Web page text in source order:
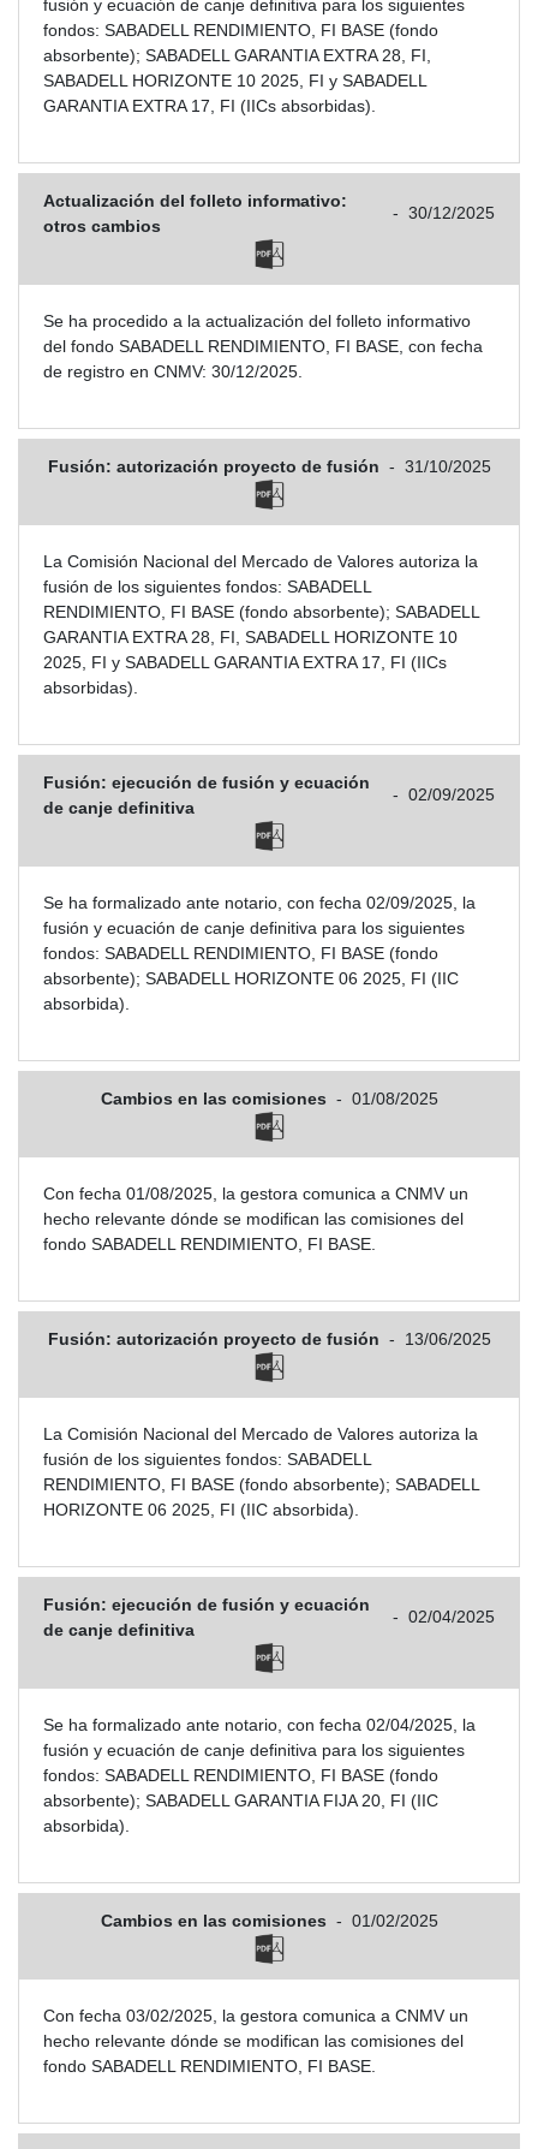
fusión y ecuación de canje definitiva para los siguientes
fondos: SABADELL RENDIMIENTO, FI BASE (fondo
absorbente); SABADELL GARANTIA EXTRA 28, FI,
SABADELL HORIZONTE 10 2025, FI y SABADELL
GARANTIA EXTRA 17, FI (IICs absorbidas).
Actualización del folleto informativo:
otros cambios
- 30/12/2025
Se ha procedido a la actualización del folleto informativo
del fondo SABADELL RENDIMIENTO, FI BASE, con fecha
de registro en CNMV: 30/12/2025.
Fusión: autorización proyecto de fusión - 31/10/2025
La Comisión Nacional del Mercado de Valores autoriza la
fusión de los siguientes fondos: SABADELL
RENDIMIENTO, FI BASE (fondo absorbente); SABADELL
GARANTIA EXTRA 28, FI, SABADELL HORIZONTE 10
2025, FI y SABADELL GARANTIA EXTRA 17, FI (IICs
absorbidas).
Fusión: ejecución de fusión y ecuación
de canje definitiva
- 02/09/2025
Se ha formalizado ante notario, con fecha 02/09/2025, la
fusión y ecuación de canje definitiva para los siguientes
fondos: SABADELL RENDIMIENTO, FI BASE (fondo
absorbente); SABADELL HORIZONTE 06 2025, FI (IIC
absorbida).
Cambios en las comisiones - 01/08/2025
Con fecha 01/08/2025, la gestora comunica a CNMV un
hecho relevante dónde se modifican las comisiones del
fondo SABADELL RENDIMIENTO, FI BASE.
Fusión: autorización proyecto de fusión - 13/06/2025
La Comisión Nacional del Mercado de Valores autoriza la
fusión de los siguientes fondos: SABADELL
RENDIMIENTO, FI BASE (fondo absorbente); SABADELL
HORIZONTE 06 2025, FI (IIC absorbida).
Fusión: ejecución de fusión y ecuación
de canje definitiva
- 02/04/2025
Se ha formalizado ante notario, con fecha 02/04/2025, la
fusión y ecuación de canje definitiva para los siguientes
fondos: SABADELL RENDIMIENTO, FI BASE (fondo
absorbente); SABADELL GARANTIA FIJA 20, FI (IIC
absorbida).
Cambios en las comisiones - 01/02/2025
Con fecha 03/02/2025, la gestora comunica a CNMV un
hecho relevante dónde se modifican las comisiones del
fondo SABADELL RENDIMIENTO, FI BASE.